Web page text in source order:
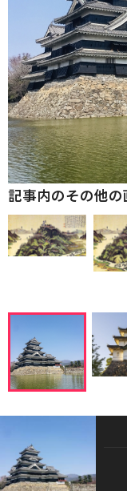
記事内のその他の